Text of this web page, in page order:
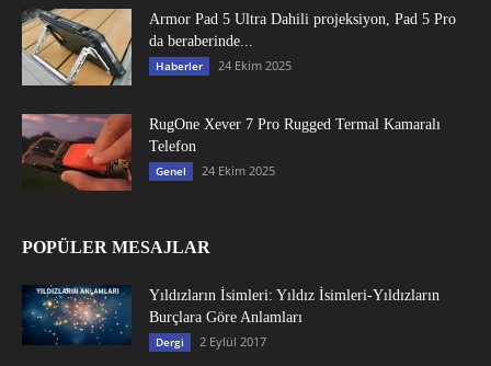
Armor Pad 5 Ultra Dahili projeksiyon, Pad 5 Pro
da beraberinde...
Haberler 24 Ekim 2025
RugOne Xever 7 Pro Rugged Termal Kamaralı
Telefon
Genel 24 Ekim 2025
POPÜLER MESAJLAR
Yıldızların İsimleri: Yıldız İsimleri-Yıldızların
Burçlara Göre Anlamları
Dergi 2 Eylül 2017